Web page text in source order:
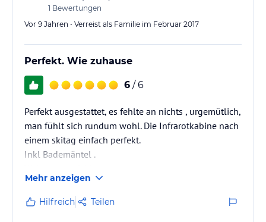
1 Bewertungen
Vor 9 Jahren • Verreist als Familie im Februar 2017
Perfekt. Wie zuhause
6 / 6
Perfekt ausgestattet, es fehlte an nichts , urgemütlich,
man fühlt sich rundum wohl. Die Infrarotkabine nach
einem skitag einfach perfekt.
Inkl Bademäntel .
Mehr anzeigen
Hilfreich Teilen